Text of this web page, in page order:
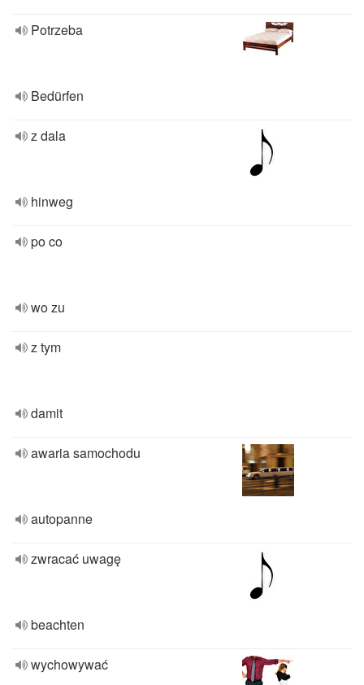
Potrzeba
Bedürfen
z dala
hinweg
po co
wo zu
z tym
damit
awaria samochodu
autopanne
zwracać uwagę
beachten
wychowywać